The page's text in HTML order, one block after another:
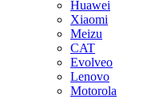
Huawei
Xiaomi
Meizu
CAT
Evolveo
Lenovo
Motorola